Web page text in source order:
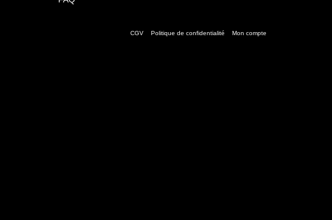
CGV Politique de confidentialité Mon compte